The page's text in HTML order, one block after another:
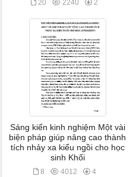
20 2240 2
Sáng kiến kinh nghiệm Một vài
biện pháp giúp nâng cao thành
tích nhảy xa kiểu ngồi cho học
sinh Khối
8 4012 4